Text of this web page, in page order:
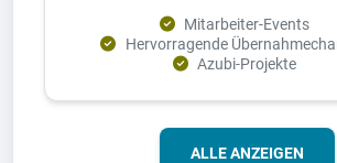
Mitarbeiter-Events
Hervorragende
Azubi-Projekte
ALLE ANZEIGEN